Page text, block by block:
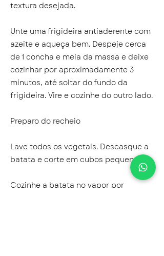
textura desejada.
Unte uma frigideira antiaderente com
azeite e aqueça bem. Despeje cerca
de 1 concha e meia da massa e deixe
cozinhar por aproximadamente 3
minutos, até soltar do fundo da
frigideira. Vire e cozinhe do outro lado.
Preparo do recheio
Lave todos os vegetais. Descasque a
batata e corte em cubos pequenos.
Cozinhe a batata no vapor por